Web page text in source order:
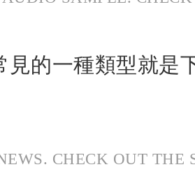
見的一種類型就是
CHECK OUT THE